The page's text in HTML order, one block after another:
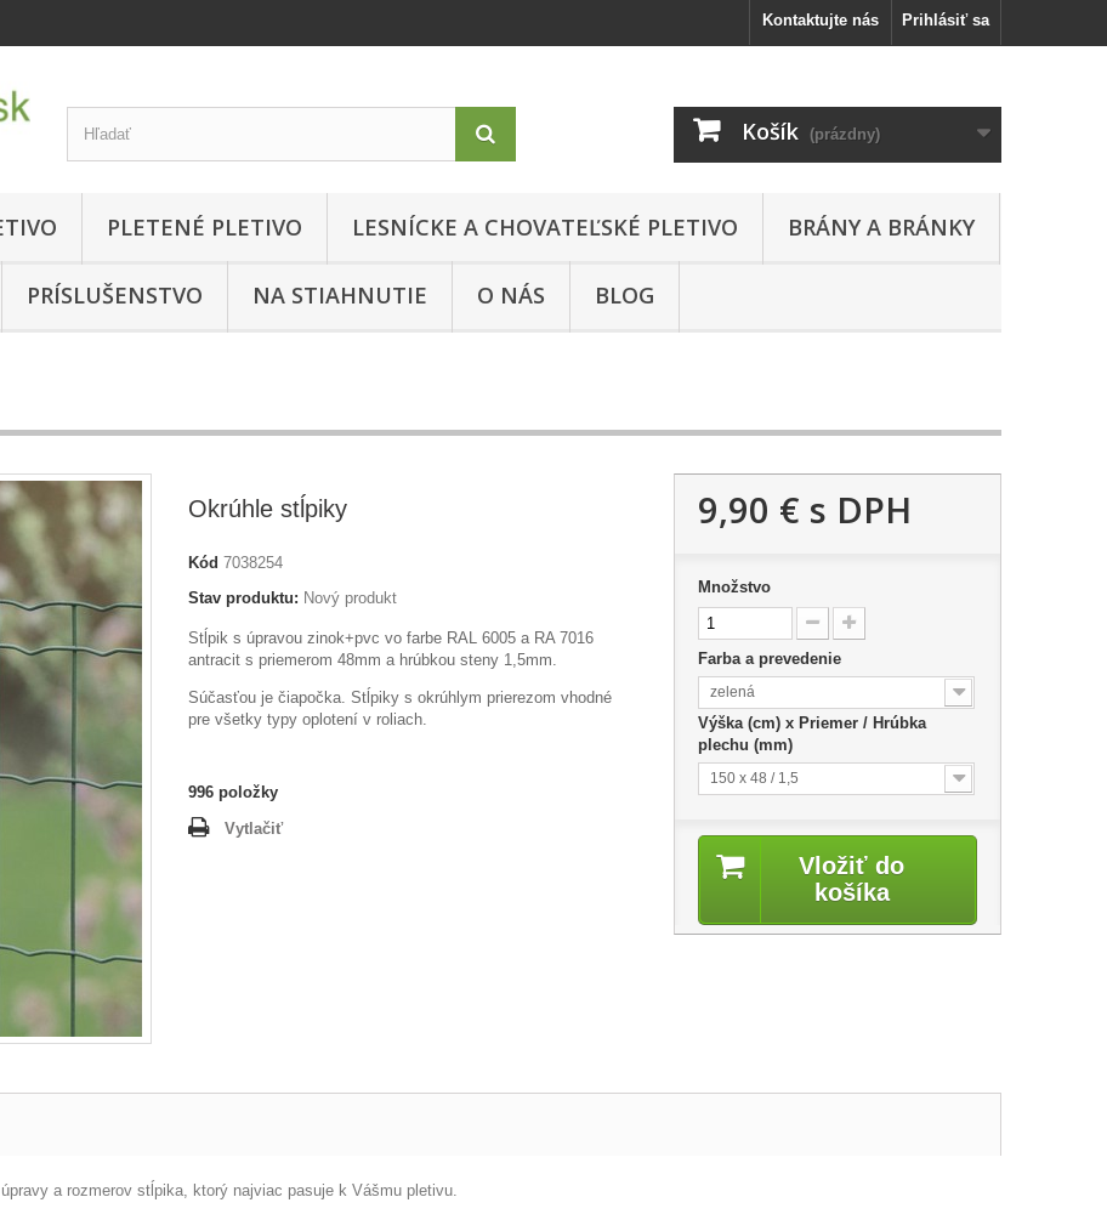
Prihlásiť sa
Kontaktujte nás
Košík (prázdny)
PLETENÉ PLETIVO LESNÍCKE A CHOVATEĽSKÉ PLETIVO BRÁNY A BRÁNKY
PRÍSLUŠENSTVO NA STIAHNUTIE O NÁS BLOG
Okrúhle stĺpiky
Kód 7038254
Stav produktu: Nový produkt
Stĺpik s úpravou zinok+pvc vo farbe RAL 6005 a RA 7016
antracit s priemerom 48mm a hrúbkou steny 1,5mm.
Súčasťou je čiapočka. Stĺpiky s okrúhlym prierezom vhodné
pre všetky typy oplotení v roliach.
996 položky
Vytlačiť
9,90 € s DPH
Množstvo
Farba a prevedenie
zelená
Výška (cm) x Priemer / Hrúbka
plechu (mm)
150 x 48 / 1,5
Vložiť do
košíka
a rozmerov stĺpika, ktorý najviac pasuje k Vášmu pletivu.